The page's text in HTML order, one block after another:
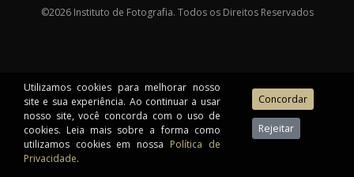
©2026 Instituto de Fotografia. Todos os Direitos Reservados
Utilizamos cookies para melhorar nosso
site e sua experiência. Ao continuar a usar
nosso site, você concorda com o uso de
cookies. Leia mais sobre a forma como
utilizamos cookies em nossa Política de
Privacidade.